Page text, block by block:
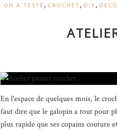
ON A TESTÉ , CROCHET , DIY ,
En l'espace de quelques mois, le
faut dire que le galopin a tout pour
plus rapide que ses copains couture